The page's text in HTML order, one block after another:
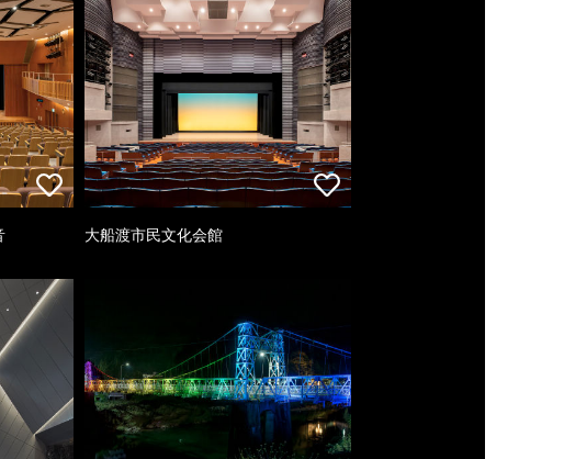
大船渡市民文化会館